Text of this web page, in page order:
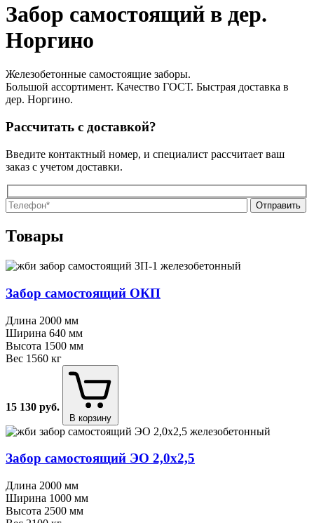
Забор самостоящий в дер.
Норгино
Железобетонные самостоящие заборы.
Большой ассортимент. Качество ГОСТ. Быстрая доставка в
дер. Норгино.
Рассчитать с доставкой?
Введите контактный номер, и специалист рассчитает ваш
заказ с учетом доставки.
Товары
Забор самостоящий ОКП
Длина 2000 мм
Ширина 640 мм
Высота 1500 мм
Вес 1560 кг
15 130 руб.
В корзину
Забор самостоящий ЭО 2,0х2,5
Длина 2000 мм
Ширина 1000 мм
Высота 2500 мм